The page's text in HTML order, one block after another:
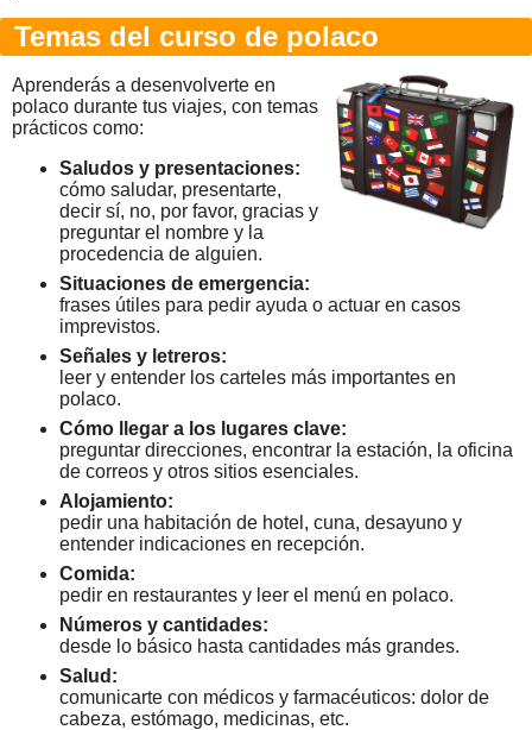
Temas del curso de polaco
Aprenderás a desenvolverte en
polaco durante tus viajes, con temas
prácticos como:
Saludos y presentaciones:
cómo saludar, presentarte,
decir sí, no, por favor, gracias y
preguntar el nombre y la
procedencia de alguien.
Situaciones de emergencia:
frases útiles para pedir ayuda o actuar en casos
imprevistos.
Señales y letreros:
leer y entender los carteles más importantes en
polaco.
Cómo llegar a los lugares clave:
preguntar direcciones, encontrar la estación, la oficina
de correos y otros sitios esenciales.
Alojamiento:
pedir una habitación de hotel, cuna, desayuno y
entender indicaciones en recepción.
Comida:
pedir en restaurantes y leer el menú en polaco.
Números y cantidades:
desde lo básico hasta cantidades más grandes.
Salud:
comunicarte con médicos y farmacéuticos: dolor de
cabeza, estómago, medicinas, etc.